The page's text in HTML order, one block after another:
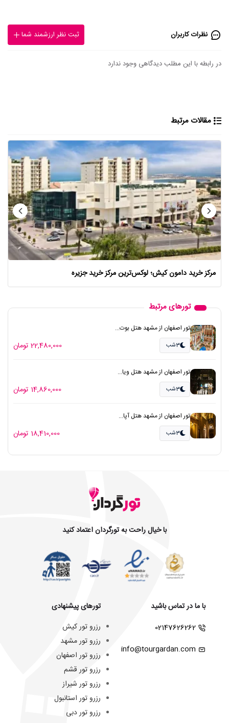
نظرات کاربران ثبت نظر ارزشمند شما
در رابطه با این مطلب دیدگاهی وجود ندارد
مقالات مرتبط
مرکز خرید دامون کیش؛ لوکس‌ترین مرکز خرید جزیره
تورهای مرتبط
تور اصفهان از مشهد هتل بوت...
3شب 22,480,000 تومان
تور اصفهان از مشهد هتل ویا...
3شب 14,860,000 تومان
تور اصفهان از مشهد هتل آپا...
3شب 18,410,000 تومان
با خیال راحت به تورگردان اعتماد کنید
با ما در تماس باشید
02147626262
info@tourgardan.com
تورهای پیشنهادی
رزرو تور کیش
رزرو تور مشهد
رزرو تور اصفهان
رزرو تور قشم
رزرو تور شیراز
رزرو تور استانبول
رزرو تور دبی